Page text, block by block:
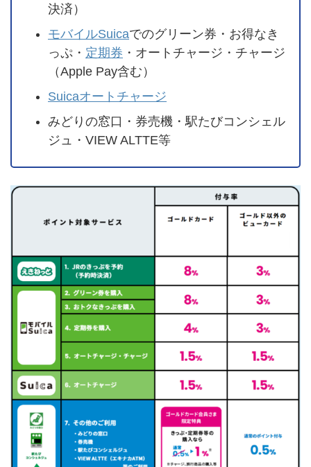
決済）
モバイルSuicaでのグリーン券・お得なき
っぷ・ 定期券 ・オートチャージ・チャージ
（Apple Pay含む）
Suicaオートチャージ
みどりの窓口・券売機・駅たびコンシェル
ジュ・VIEW ALTTE等